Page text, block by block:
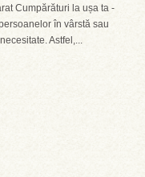
Cumpărături la ușa ta -
în vârstă sau
Astfel,...